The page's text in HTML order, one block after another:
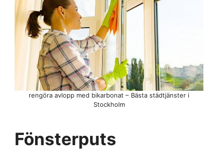
rengöra avlopp med bikarbonat – Bästa städtjänster i
Stockholm
Fönsterputs